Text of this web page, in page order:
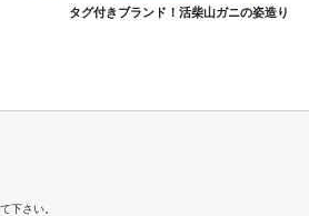
タグ付きブランド！活柴山ガニの姿造り
下さい。